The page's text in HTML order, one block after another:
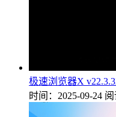
极速浏览器X
时间：2025-09-24 阅